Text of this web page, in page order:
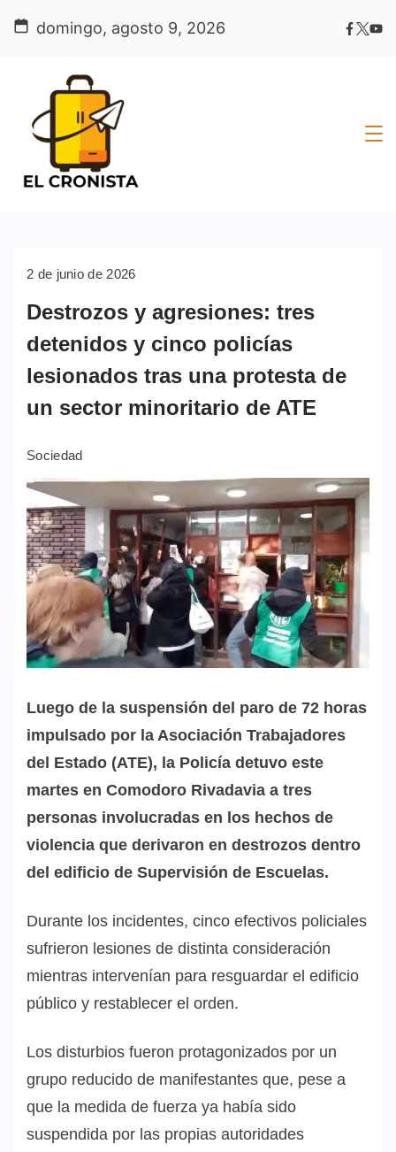
domingo, agosto 9, 2026
2 de junio de 2026
Destrozos y agresiones: tres
detenidos y cinco policías
lesionados tras una protesta de
un sector minoritario de ATE
Sociedad
Luego de la suspensión del paro de 72 horas
impulsado por la Asociación Trabajadores
del Estado (ATE), la Policía detuvo este
martes en Comodoro Rivadavia a tres
personas involucradas en los hechos de
violencia que derivaron en destrozos dentro
del edificio de Supervisión de Escuelas.
Durante los incidentes, cinco efectivos policiales
sufrieron lesiones de distinta consideración
mientras intervenían para resguardar el edificio
público y restablecer el orden.
Los disturbios fueron protagonizados por un
grupo reducido de manifestantes que, pese a
que la medida de fuerza ya había sido
suspendida por las propias autoridades